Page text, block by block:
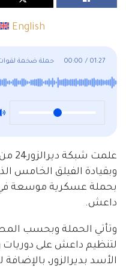
English
حملة ضخمة لقوات 00:00 / 01:27
وبقيادة الفيلق الخامس
بحملة عسكرية موسعة في
داعش.
وتأتي الحملة وبحسب
لتنظيم داعش على
الأسد بديرالزور،